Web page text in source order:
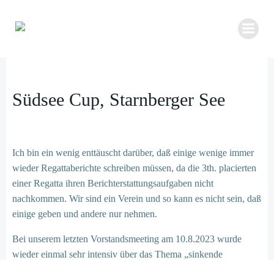
Südsee Cup, Starnberger See
Ich bin ein wenig enttäuscht darüber, daß einige wenige immer
wieder Regattaberichte schreiben müssen, da die 3th. placierten
einer Regatta ihren Berichterstattungsaufgaben nicht
nachkommen. Wir sind ein Verein und so kann es nicht sein, daß
einige geben und andere nur nehmen.
Bei unserem letzten Vorstandsmeeting am 10.8.2023 wurde
wieder einmal sehr intensiv über das Thema „sinkende